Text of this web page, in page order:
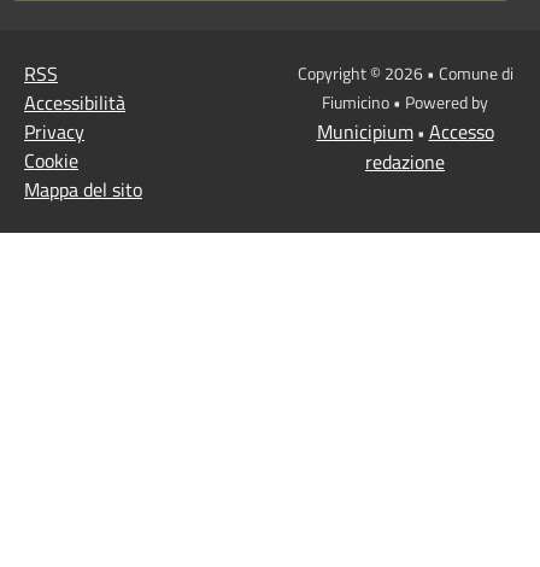
RSS
Accessibilità
Privacy
Cookie
Mappa del sito
Copyright © 2026 • Comune di
Fiumicino • Powered by
Municipium• Accesso
redazione